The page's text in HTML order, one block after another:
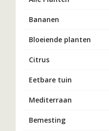
Bananen
Bloeiende planten
Citrus
Eetbare tuin
Mediterraan
Bemesting